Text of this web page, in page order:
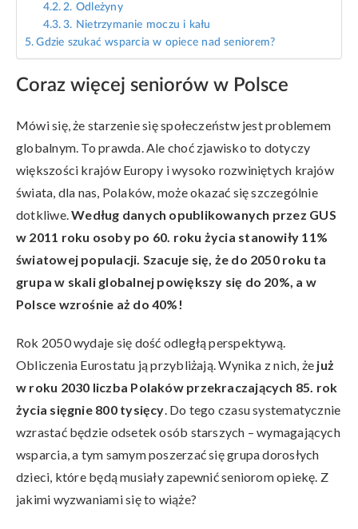
2. Odleżyny
3. Nietrzymanie moczu i kału
Gdzie szukać wsparcia w opiece nad seniorem?
Coraz więcej seniorów w Polsce
Mówi się, że starzenie się społeczeństw jest problemem
globalnym. To prawda. Ale choć zjawisko to dotyczy
większości krajów Europy i wysoko rozwiniętych krajów
świata, dla nas, Polaków, może okazać się szczególnie
dotkliwe.Według danych opublikowanych przez GUS
w 2011 roku osoby po 60. roku życia stanowiły 11%
światowej populacji. Szacuje się, że do 2050 roku ta
grupa w skali globalnej powiększy się do 20%, a w
Polsce wzrośnie aż do 40%!
Rok 2050 wydaje się dość odległą perspektywą.
Obliczenia Eurostatu ją przybliżają. Wynika z nich, że już
w roku 2030 liczba Polaków przekraczających 85. rok
życia sięgnie 800 tysięcy. Do tego czasu systematycznie
wzrastać będzie odsetek osób starszych – wymagających
wsparcia, a tym samym poszerzać się grupa dorosłych
dzieci, które będą musiały zapewnić seniorom opiekę. Z
jakimi wyzwaniami się to wiąże?